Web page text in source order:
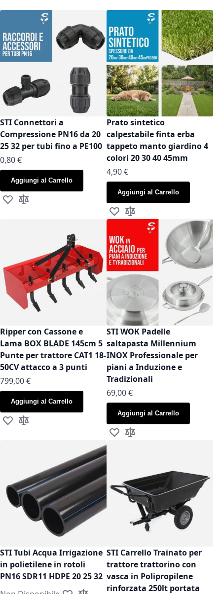
STI Connettori a
Compressione PN16 da 20
25 32 per tubi fino a PE100
As low as
0,80 €
Aggiungi al Carrello
Aggiungi alla lista desideri
Aggiungi al confronto
Prato sintetico
calpestabile finta erba
tappeto manto giardino 4
colori 20 30 40 45mm
As low as
4,90 €
Aggiungi al Carrello
Aggiungi alla lista desideri
Aggiungi al confronto
Ripper con Cassone e
Lama BOX BLADE 145cm 5
Punte per trattore CAT1 18-
50CV attacco a 3 punti
799,00 €
Aggiungi al Carrello
Aggiungi alla lista desideri
Aggiungi al confronto
STI WOK Padelle
saltapasta Millennium
INOX Professionale per
piani a Induzione e
Tradizionali
As low as
69,00 €
Aggiungi al Carrello
Aggiungi alla lista desideri
Aggiungi al confronto
STI Tubi Acqua Irrigazione
in polietilene in rotoli
PN16 SDR11 HDPE 20 25 32
STI Carrello Trainato per
trattore trattorino con
vasca in Polipropilene
rinforzata 250lt portata